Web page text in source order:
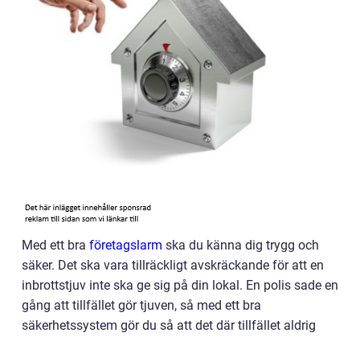
Med ett bra företagslarm ska du känna dig trygg och
säker. Det ska vara tillräckligt avskräckande för att en
inbrottstjuv inte ska ge sig på din lokal. En polis sade en
gång att tillfället gör tjuven, så med ett bra
säkerhetssystem gör du så att det där tillfället aldrig